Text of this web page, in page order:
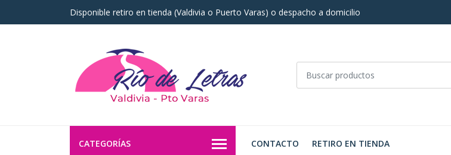
Disponible retiro en tienda (Valdivia o Puerto Varas) o despacho a domicilio
CATEGORÍAS CONTACTO RETIRO EN TIENDA